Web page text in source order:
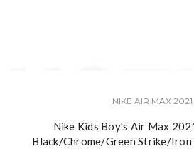
NIKE AIR MAX 2021
Nike Kids Boy’s Air Max
Black/Chrome/Green Strike/Iron